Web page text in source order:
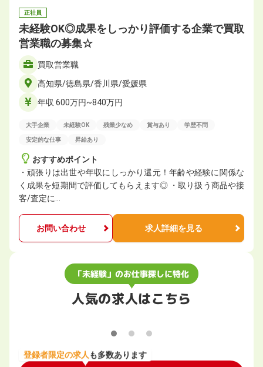
正社員
未経験OK◎成果をしっかり評価する企業で買取
営業職の募集☆
買取営業職
高知県/徳島県/香川県/愛媛県
年収 600万円~840万円
大手企業 未経験OK 残業少なめ 賞与あり 学歴不問
安定的な仕事 昇給あり
おすすめポイント
・頑張りは出世や年収にしっかり還元！年齢や経験に関係な
く成果を短期間で評価してもらえます◎ ・取り扱う商品や接
客/査定に…
お問い合わせ 求人詳細を見る
「未経験」のお仕事探しに特化
人気の求人はこちら
登録者限定の求人も多数あります